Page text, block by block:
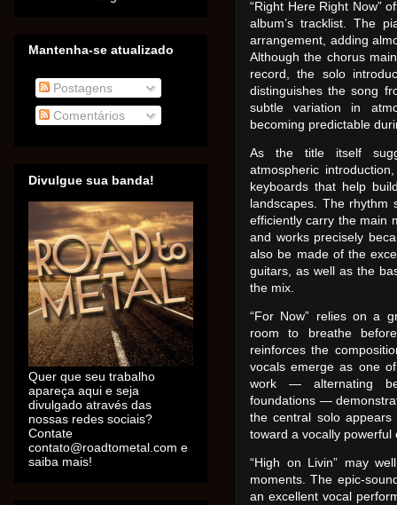
“Right Here Right Now”
album’s tracklist. The
arrangement, adding
Although the chorus
record, the solo
distinguishes the song
subtle variation in
becoming predictable
As the title itself
atmospheric
keyboards that help
landscapes. The rhythm
efficiently carry the main
and works precisely
also be made of the
guitars, as well as the
the mix.
“For Now” relies on a
room to breathe
reinforces the
vocals emerge as one
work — alternating
foundations —
the central solo
toward a vocally powerful
“High on Livin” may
moments. The epic-
an excellent vocal
Mantenha-se atualizado
Postagens
Comentários
Divulgue sua banda!
Quer que seu trabalho
apareça aqui e seja
divulgado através das
nossas redes sociais?
Contate
contato@roadtometal.com e
saiba mais!